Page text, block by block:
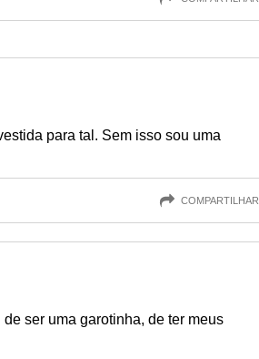
para tal. Sem isso sou uma
COMPARTILHAR
ser uma garotinha, de ter meus